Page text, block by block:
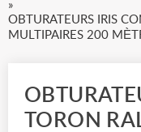
»
OBTURATEURS IRIS
MULTIPAIRES 200
TORON